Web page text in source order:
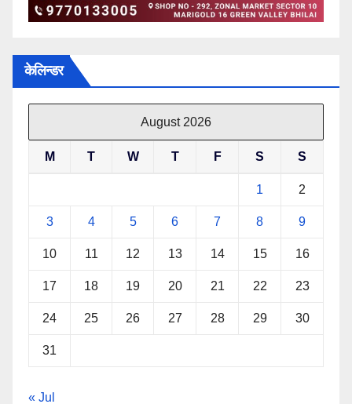
केलिन्डर
August 2026
M T W T F S S
1 2
3 4 5 6 7 8 9
10 11 12 13 14 15 16
17 18 19 20 21 22 23
24 25 26 27 28 29 30
31
« Jul